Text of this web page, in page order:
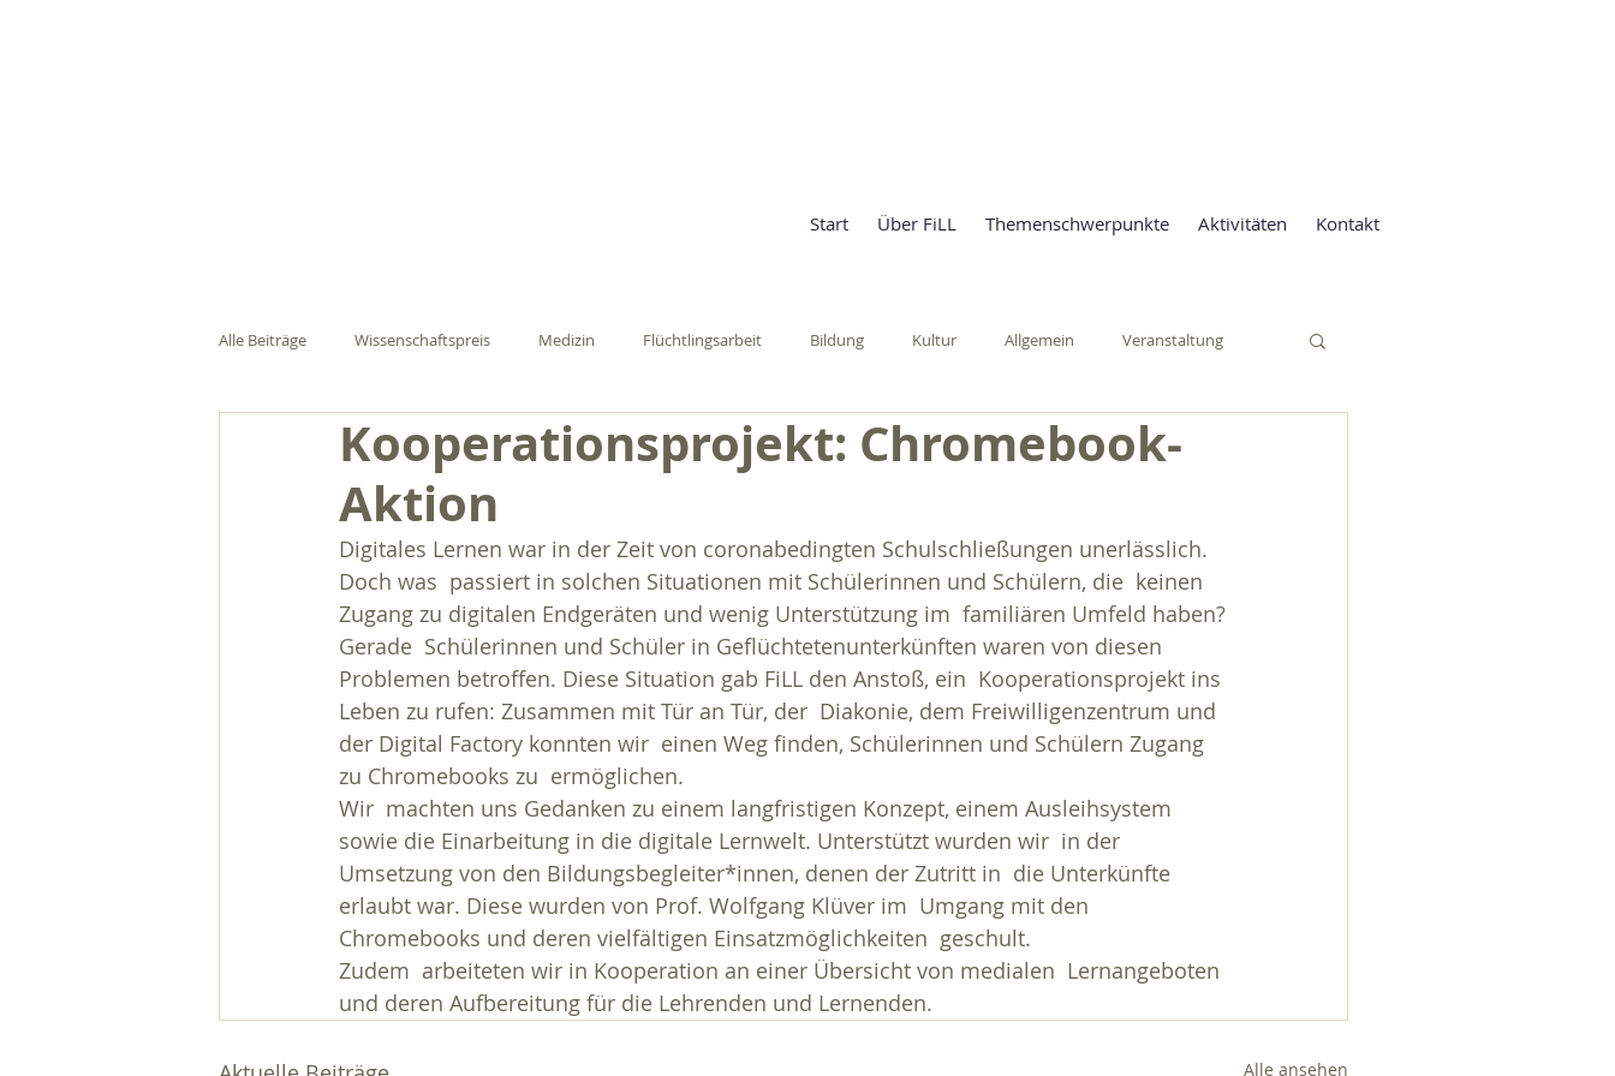
Start Über FiLL Themenschwerpunkte Aktivitäten Kontakt
Alle Beiträge Wissenschaftspreis Medizin Flüchtlingsarbeit Bildung Kultur Allgemein Veranstaltung
Kooperationsprojekt: Chromebook-
Aktion
Digitales Lernen war in der Zeit von coronabedingten Schulschließungen unerlässlich.
Doch was  passiert in solchen Situationen mit Schülerinnen und Schülern, die  keinen
Zugang zu digitalen Endgeräten und wenig Unterstützung im  familiären Umfeld haben?
Gerade  Schülerinnen und Schüler in Geflüchtetenunterkünften waren von diesen
Problemen betroffen. Diese Situation gab FiLL den Anstoß, ein  Kooperationsprojekt ins
Leben zu rufen: Zusammen mit Tür an Tür, der  Diakonie, dem Freiwilligenzentrum und
der Digital Factory konnten wir  einen Weg finden, Schülerinnen und Schülern Zugang
zu Chromebooks zu  ermöglichen.
Wir  machten uns Gedanken zu einem langfristigen Konzept, einem Ausleihsystem
sowie die Einarbeitung in die digitale Lernwelt. Unterstützt wurden wir  in der
Umsetzung von den Bildungsbegleiter*innen, denen der Zutritt in  die Unterkünfte
erlaubt war. Diese wurden von Prof. Wolfgang Klüver im  Umgang mit den
Chromebooks und deren vielfältigen Einsatzmöglichkeiten  geschult.
Zudem  arbeiteten wir in Kooperation an einer Übersicht von medialen  Lernangeboten
und deren Aufbereitung für die Lehrenden und Lernenden.
Alle ansehen